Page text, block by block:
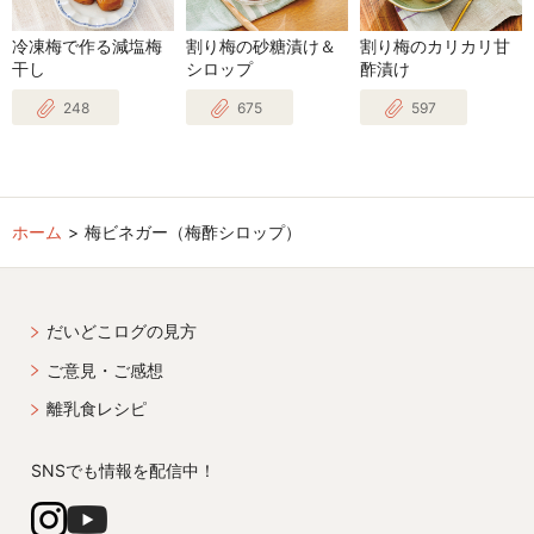
冷凍梅で作る減塩梅
干し
248
割り梅の砂糖漬け＆
シロップ
675
割り梅のカリカリ甘
酢漬け
597
ホーム 梅ビネガー（梅酢シロップ）
だいどこログの見方
ご意見・ご感想
離乳食レシピ
SNSでも情報を配信中！